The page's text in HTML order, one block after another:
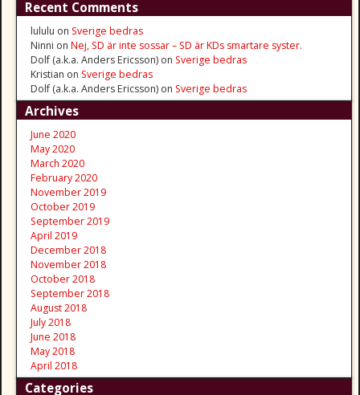
Recent Comments
lululu on Sverige bedras
Ninni onNej, SD är inte sossar – SD är KDs smartare syster.
Dolf (a.k.a. Anders Ericsson) on Sverige bedras
Kristian on Sverige bedras
Dolf (a.k.a. Anders Ericsson) on Sverige bedras
Archives
June 2020
May 2020
March 2020
February 2020
November 2019
October 2019
September 2019
April 2019
December 2018
November 2018
October 2018
September 2018
August 2018
July 2018
June 2018
May 2018
April 2018
Categories